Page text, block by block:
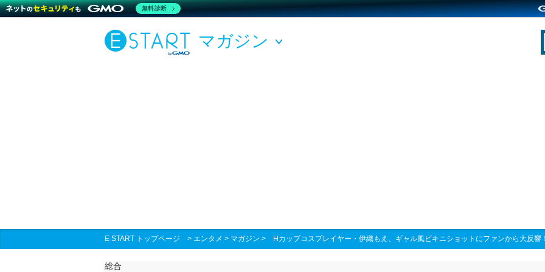
マガジン
E START トップページ > エンタメ > マガジン > Hカップコスプレイヤー・伊織もえ、ギャル風ビキニショットにファンから大反響
総合
無料診断